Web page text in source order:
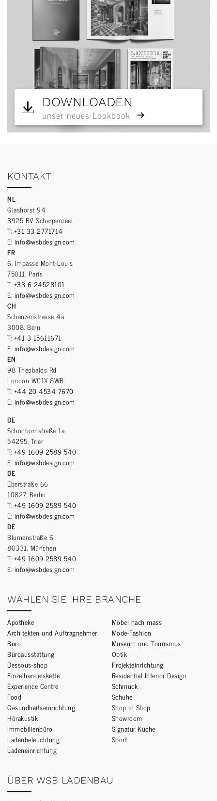
DOWNLOADEN
unser neues Lookbook
KONTAKT
NL
Glashorst 94
3925 BV Scherpenzeel
T: +31 33 2771714
E: info@wsbdesign.com
FR
6, Impasse Mont-Louis
75011, Paris
T: +33 6 24528101
E: info@wsbdesign.com
CH
Schanzenstrasse 4a
3008, Bern
T: +41 3 15611671
E: info@wsbdesign.com
EN
98 Theobalds Rd
London WC1X 8WB
T: +44 20 4534 7670
E: info@wsbdesign.com
DE
Schönbornstraße 1a
54295, Trier
T: +49 1609 2589 540
E: info@wsbdesign.com
DE
Eberstraße 66
10827, Berlin
T: +49 1609 2589 540
E: info@wsbdesign.com
DE
Blumenstraße 6
80331, München
T: +49 1609 2589 540
E: info@wsbdesign.com
WÄHLEN SIE IHRE BRANCHE
Apotheke
Architekten und Auftragnehmer
Büro
Büroausstattung
Dessous-shop
Einzelhandelskette
Experience Centre
Food
Gesundheitseinrichtung
Hörakustik
Immobilienbüro
Ladenbeleuchtung
Ladeneinrichtung
Möbel nach mass
Mode-Fashion
Museum und Tourismus
Optik
Projekteinrichtung
Residential Interior Design
Schmuck
Schuhe
Shop in Shop
Showroom
Signatur Küche
Sport
ÜBER WSB LADENBAU